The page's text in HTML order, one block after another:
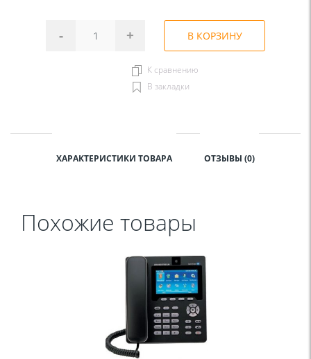
- + В КОРЗИНУ
К сравнению
В закладки
ХАРАКТЕРИСТИКИ ТОВАРА ОТЗЫВЫ (0)
Похожие товары